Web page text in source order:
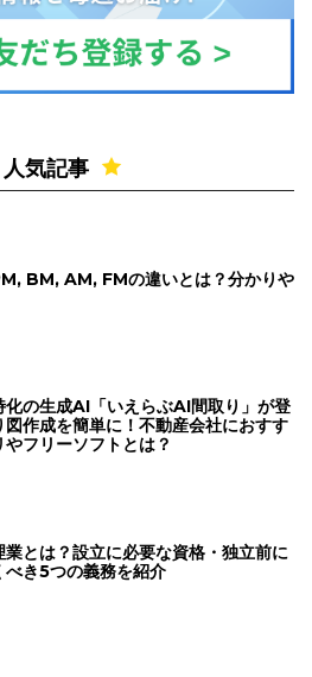
人気記事
BM, AM, FMの違いとは？分かりや
化の生成AI「いえらぶAI間取り」が登
図作成を簡単に！不動産会社におすす
フリーソフトとは？
業とは？設立に必要な資格・独立前に
べき5つの義務を紹介